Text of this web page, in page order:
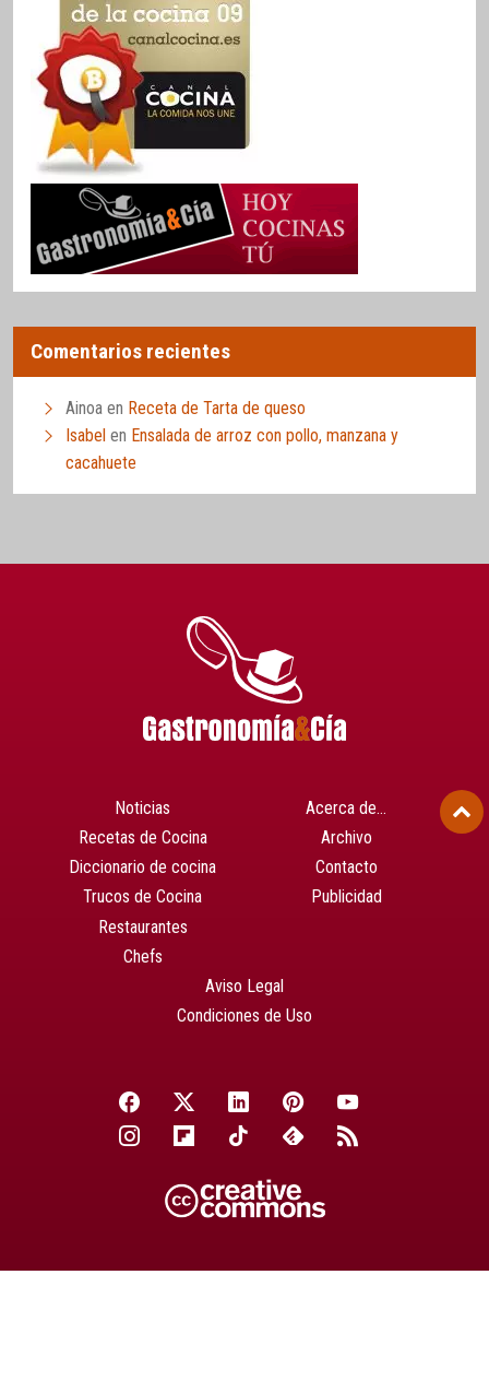
Comentarios recientes
Ainoa en Receta de Tarta de queso
Isabel en Ensalada de arroz con pollo, manzana y
cacahuete
Noticias
Recetas de Cocina
Diccionario de cocina
Trucos de Cocina
Restaurantes
Chefs
Acerca de…
Archivo
Contacto
Publicidad
Aviso Legal
Condiciones de Uso